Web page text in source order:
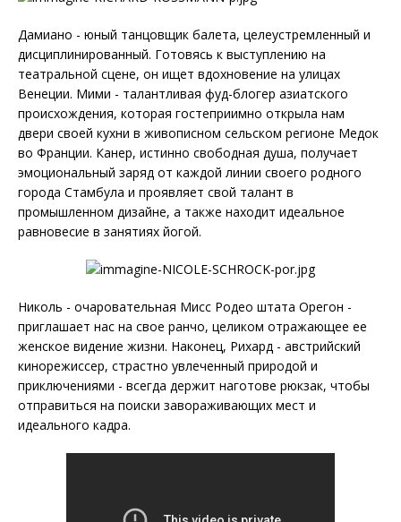
Дамиано - юный танцовщик балета, целеустремленный и
дисциплинированный. Готовясь к выступлению на
театральной сцене, он ищет вдохновение на улицах
Венеции. Мими - талантливая фуд-блогер азиатского
происхождения, которая гостеприимно открыла нам
двери своей кухни в живописном сельском регионе Медок
во Франции. Канер, истинно свободная душа, получает
эмоциональный заряд от каждой линии своего родного
города Стамбула и проявляет свой талант в
промышленном дизайне, а также находит идеальное
равновесие в занятиях йогой.
Николь - очаровательная Мисс Родео штата Орегон -
приглашает нас на свое ранчо, целиком отражающее ее
женское видение жизни. Наконец, Рихард - австрийский
кинорежиссер, страстно увлеченный природой и
приключениями - всегда держит наготове рюкзак, чтобы
отправиться на поиски завораживающих мест и
идеального кадра.